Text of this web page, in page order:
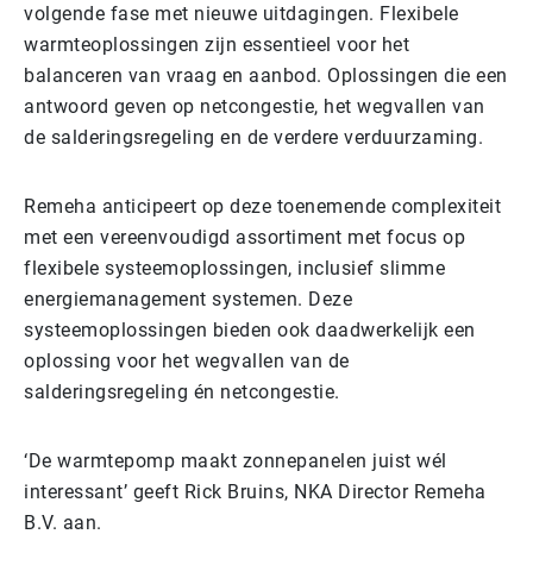
volgende fase met nieuwe uitdagingen. Flexibele
warmteoplossingen zijn essentieel voor het
balanceren van vraag en aanbod. Oplossingen die een
antwoord geven op netcongestie, het wegvallen van
de salderingsregeling en de verdere verduurzaming.
Remeha anticipeert op deze toenemende complexiteit
met een vereenvoudigd assortiment met focus op
flexibele systeemoplossingen, inclusief slimme
energiemanagement systemen. Deze
systeemoplossingen bieden ook daadwerkelijk een
oplossing voor het wegvallen van de
salderingsregeling én netcongestie.
‘De warmtepomp maakt zonnepanelen juist wél
interessant’ geeft Rick Bruins, NKA Director Remeha
B.V. aan.